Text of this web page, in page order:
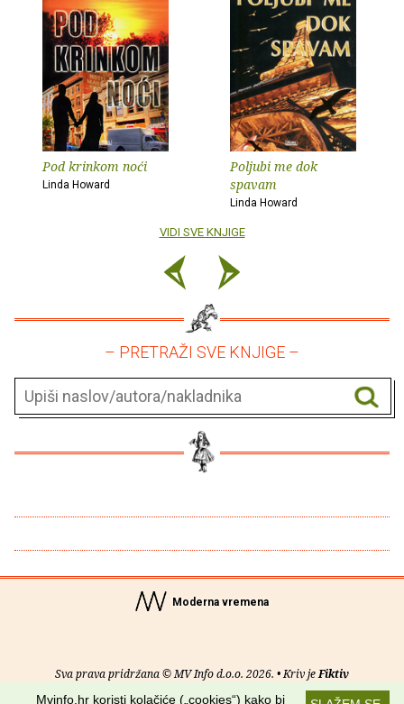
Pod krinkom noći
Linda Howard
Poljubi me dok
spavam
Linda Howard
VIDI SVE KNJIGE
– PRETRAŽI SVE KNJIGE –
Moderna vremena
Sva prava pridržana © MV Info d.o.o. 2026. • Kriv jeFiktiv
Mvinfo.hr koristi kolačiće („cookies“) kako bi